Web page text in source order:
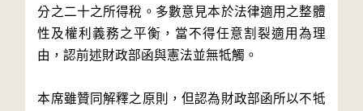
分之二十之所得稅。多數意見本於法律適用之整體
性及權利義務之平衡，當不得任意割裂適用為理
由，認前述財政部函與憲法並無牴觸。
本席雖贊同解釋之原則，但認為財政部函所以不牴